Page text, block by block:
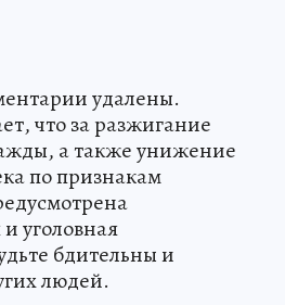
удалены.
что за разжигание
а также унижение
по признакам
уголовная
бдительны и
людей.